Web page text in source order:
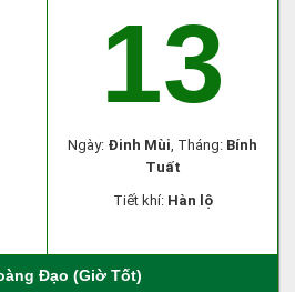
13
Ngày: Đinh Mùi, Tháng: Bính
Tuất
Tiết khí: Hàn lộ
Đạo (Giờ Tốt)